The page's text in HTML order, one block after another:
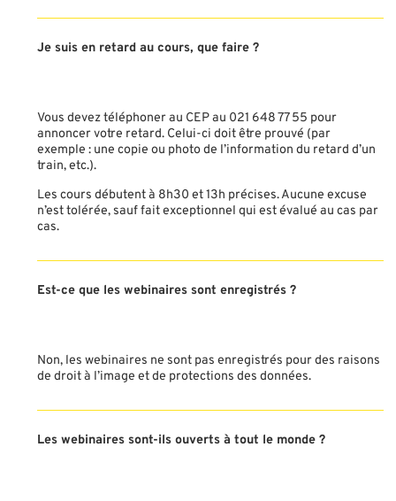
Je suis en retard au cours, que faire ?
Vous devez téléphoner au CEP au 021 648 77 55 pour
annoncer votre retard. Celui-ci doit être prouvé (par
exemple : une copie ou photo de l’information du retard d’un
train, etc.).
Les cours débutent à 8h30 et 13h précises. Aucune excuse
n’est tolérée, sauf fait exceptionnel qui est évalué au cas par
cas.
Est-ce que les webinaires sont enregistrés ?
Non, les webinaires ne sont pas enregistrés pour des raisons
de droit à l’image et de protections des données.
Les webinaires sont-ils ouverts à tout le monde ?